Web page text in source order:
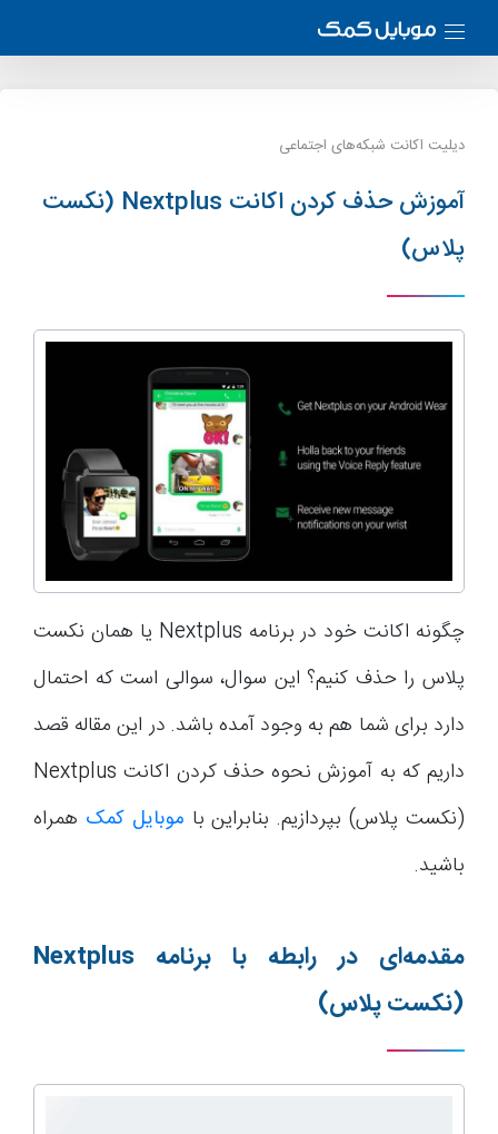
دیلیت اکانت شبکه‌های اجتماعی
آموزش حذف کردن اکانت Nextplus (نکست
پلاس)
چگونه اکانت خود در برنامه Nextplus یا همان نکست
پلاس را حذف کنیم؟ این سوال، سوالی است که احتمال
دارد برای شما هم به وجود آمده باشد. در این مقاله قصد
داریم که به آموزش نحوه حذف کردن اکانت Nextplus
(نکست پلاس) بپردازیم. بنابراین با موبایل کمک همراه
باشید.
مقدمه‌ای در رابطه با برنامه Nextplus
(نکست پلاس)